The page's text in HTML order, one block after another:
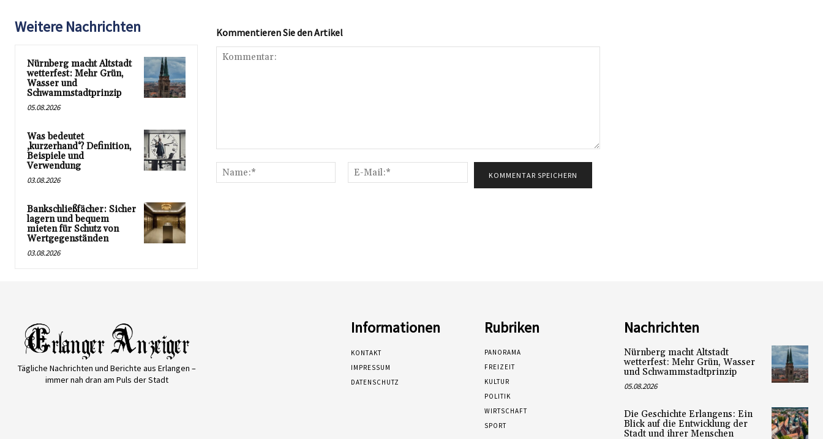
Weitere Nachrichten
Nürnberg macht Altstadt
wetterfest: Mehr Grün,
Wasser und
Schwammstadtprinzip
05.08.2026
Was bedeutet
‚kurzerhand‘? Definition,
Beispiele und
Verwendung
03.08.2026
Bankschließfächer: Sicher
lagern und bequem
mieten für Schutz von
Wertgegenständen
03.08.2026
Kommentieren Sie den Artikel
Name:*
Mail:*
Tägliche Nachrichten und Berichte aus Erlangen –
immer nah dran am Puls der Stadt
Informationen
KONTAKT
IMPRESSUM
DATENSCHUTZ
Rubriken
PANORAMA
FREIZEIT
KULTUR
POLITIK
WIRTSCHAFT
SPORT
Nachrichten
Nürnberg macht Altstadt
wetterfest: Mehr Grün, Wasser
und Schwammstadtprinzip
05.08.2026
Die Geschichte Erlangens: Ein
Blick auf die Entwicklung der
Stadt und ihrer Menschen